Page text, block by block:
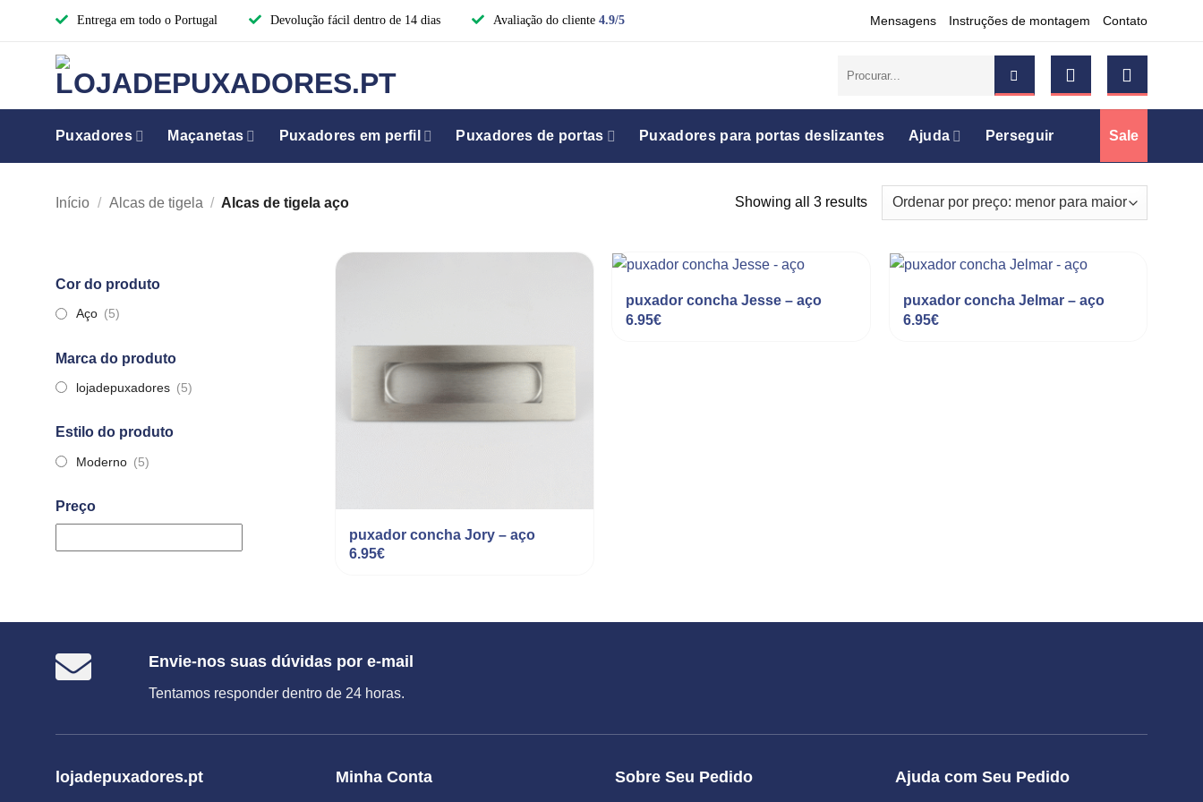
Entrega em todo o Portugal Devolução fácil dentro de 14 dias Avaliação do cliente 4.9/5 Mensagens Instruções de montagem Contato
por:
Puxadores Maçanetas Puxadores em perfil Puxadores de portas Puxadores para portas deslizantes Ajuda Perseguir Sale
Início / Alcas de tigela / Alcas de tigela aço Showing all 3 results
Cor do produto
Aço (5)
Marca do produto
lojadepuxadores (5)
Estilo do produto
Moderno (5)
Preço
puxador concha Jory – aço
6.95€
puxador concha Jesse – aço
6.95€
puxador concha Jelmar – aço
6.95€
Envie-nos suas dúvidas por e-mail
Tentamos responder dentro de 24 horas.
lojadepuxadores.pt Minha Conta Sobre Seu Pedido Ajuda com Seu Pedido